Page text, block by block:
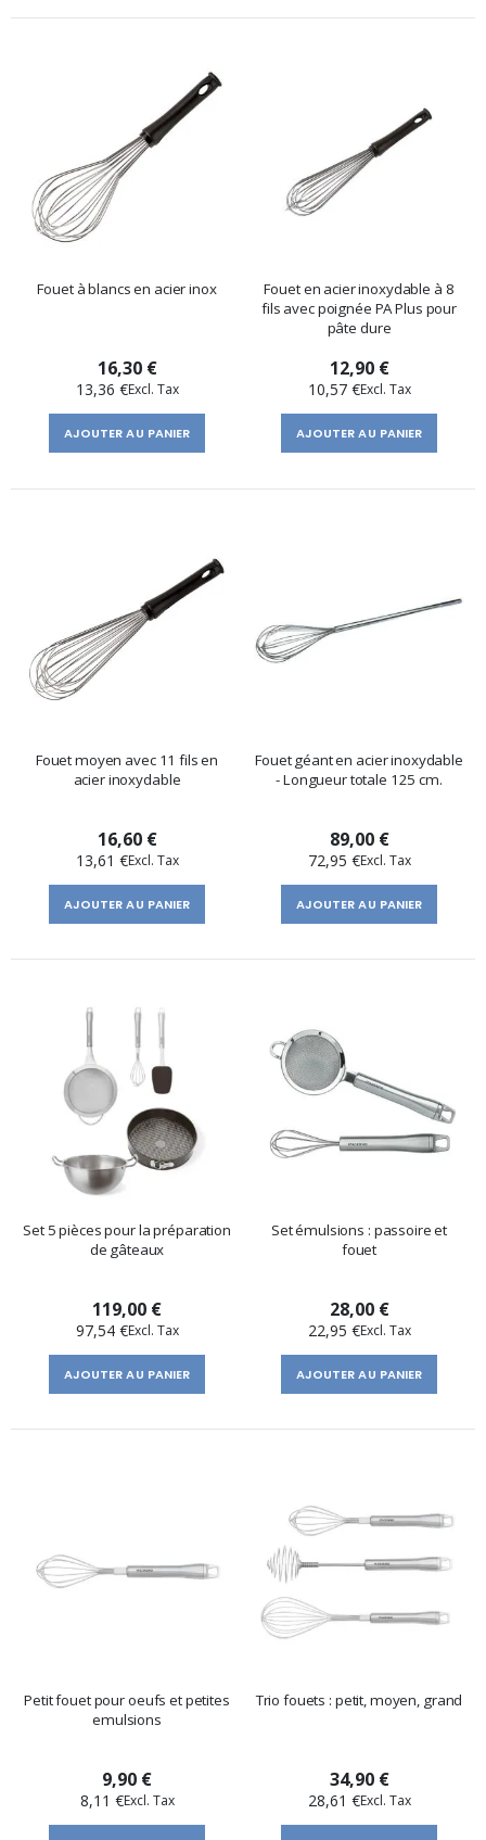
Fouet à blancs en acier inox
16,30 €
13,36 €
AJOUTER AU PANIER
Fouet en acier inoxydable à 8
fils avec poignée PA Plus pour
pâte dure
12,90 €
10,57 €
AJOUTER AU PANIER
Fouet moyen avec 11 fils en
acier inoxydable
16,60 €
13,61 €
AJOUTER AU PANIER
Fouet géant en acier inoxydable
- Longueur totale 125 cm.
89,00 €
72,95 €
AJOUTER AU PANIER
Set 5 pièces pour la préparation
de gâteaux
119,00 €
97,54 €
AJOUTER AU PANIER
Set émulsions : passoire et
fouet
28,00 €
22,95 €
AJOUTER AU PANIER
Petit fouet pour oeufs et petites
emulsions
9,90 €
8,11 €
Trio fouets : petit, moyen, grand
34,90 €
28,61 €